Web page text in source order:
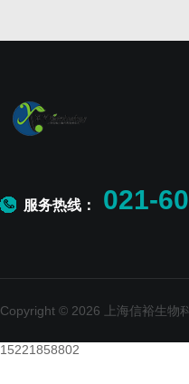
服务热线： 021-
Copyright © 2026 上海信裕生物
15221858802